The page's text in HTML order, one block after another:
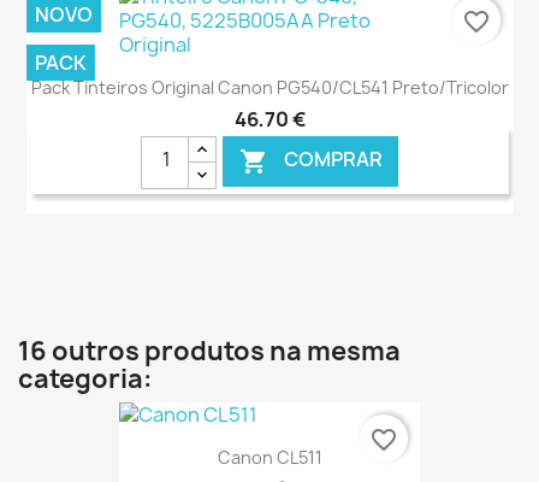
Pack Tinteiros Original Canon PG540/CL541 Preto/Tricolor
46,70 €
 COMPRAR
NOVO
PACK
favorite_border
16 outros produtos na mesma
categoria:
Canon CL511
favorite_border